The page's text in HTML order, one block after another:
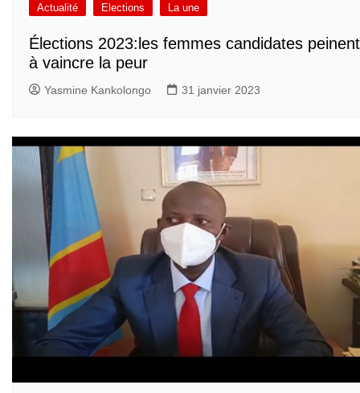
Actualité Elections La une
Élections 2023:les femmes candidates peinent
à vaincre la peur
Yasmine Kankolongo 31 janvier 2023